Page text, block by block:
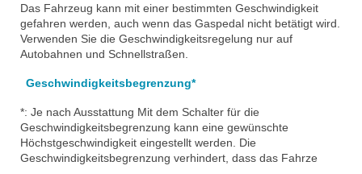
Das Fahrzeug kann mit einer bestimmten Geschwindigkeit
gefahren werden, auch wenn das Gaspedal nicht betätigt wird.
Verwenden Sie die Geschwindigkeitsregelung nur auf
Autobahnen und Schnellstraßen.
Geschwindigkeitsbegrenzung*
*: Je nach Ausstattung Mit dem Schalter für die
Geschwindigkeitsbegrenzung kann eine gewünschte
Höchstgeschwindigkeit eingestellt werden. Die
Geschwindigkeitsbegrenzung verhindert, dass das Fahrze